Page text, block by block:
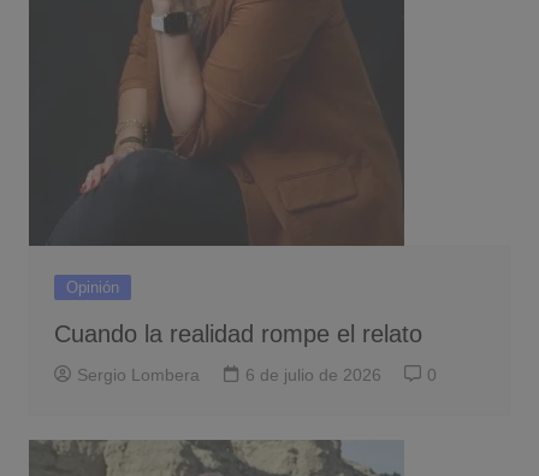
Opinión
Cuando la realidad rompe el relato
Sergio Lombera 6 de julio de 2026 0